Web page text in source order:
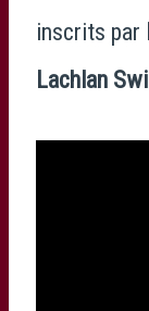
inscrits par
Lachlan